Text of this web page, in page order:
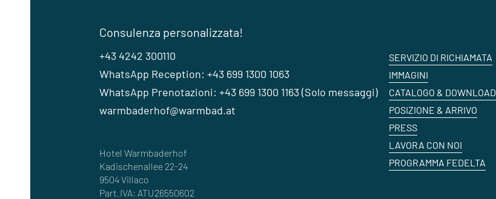
Consulenza personalizzata!
+43 4242 300110
WhatsApp Reception: +43 699 1300 1063
WhatsApp Prenotazioni: +43 699 1300 1163 (Solo messaggi)
warmbaderhof@warmbad.at
Hotel Warmbaderhof
Kadischenallee 22-24
9504 Villaco
Part.IVA: ATU26550602
SERVIZIO DI RICHIAMATA
IMMAGINI
CATALOGO & DOWNLOAD
POSIZIONE & ARRIVO
PRESS
LAVORA CON NOI
PROGRAMMA FEDELTA